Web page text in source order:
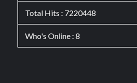
Total Hits : 7220448
Who's Online : 8